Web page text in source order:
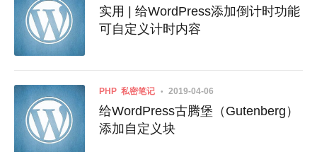
实用 | 给WordPress添加倒计时功能
可自定义计时内容
PHP 私密笔记 2019-04-06
给WordPress古腾堡（Gutenberg）
添加自定义块